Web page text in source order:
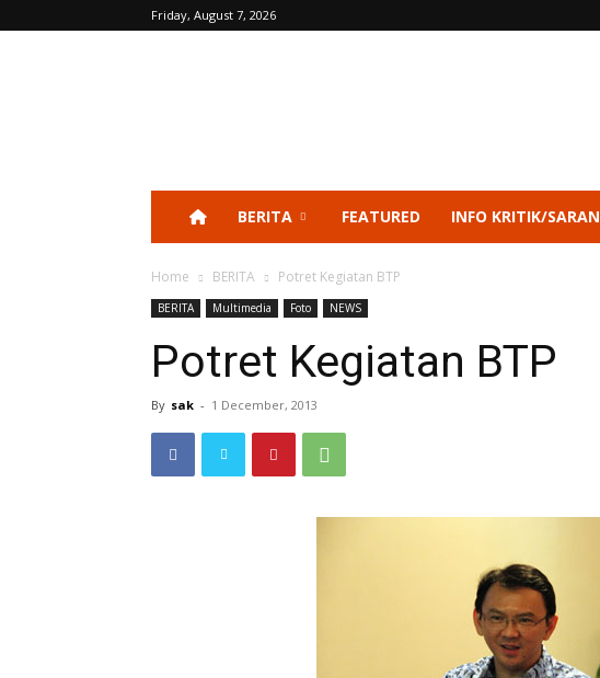
Friday, August 7, 2026
BERITA FEATURED INFO KRITIK/SARAN
Home BERITA Potret Kegiatan BTP
BERITA Multimedia Foto NEWS
Potret Kegiatan BTP
By sak - 1 December, 2013